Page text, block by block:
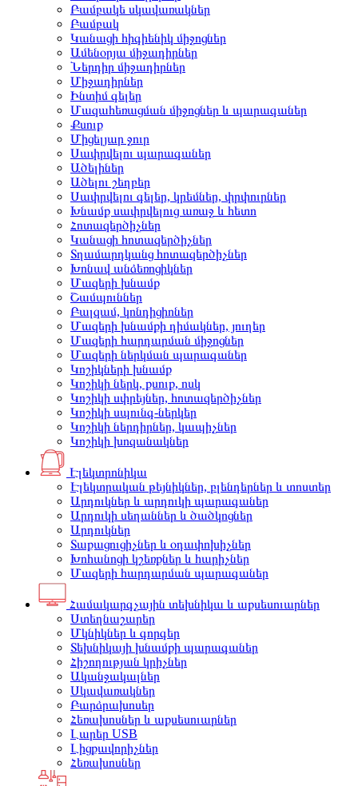
Բամբակե սկավառակներ
Բամբակ
Կանացի հիգիենիկ միջոցներ
Ամենօրյա միջադիրներ
Ներդիր միջադիրներ
Միջադիրներ
Ինտիմ գելեր
Մազահեռացման միջոցներ և պարագաներ
Քսուք
Միցելյար ջուր
Սափրվելու պարագաներ
Ածելիներ
Ածելու շեղբեր
Սափրվելու գելեր, կրեմներ, փրփուրներ
Խնամք սափրվելուց առաջ և հետո
Հոտազերծիչներ
Կանացի հոտազերծիչներ
Տղամարդկանց հոտազերծիչներ
Խոնավ անձեռոցիկներ
Մազերի խնամք
Շամպուններ
Բալզամ, կոնդիցիոներ
Մազերի խնամքի դիմակներ, յուղեր
Մազերի հարդարման միջոցներ
Մազերի ներկման պարագաներ
Կոշիկների խնամք
Կոշիկի ներկ, քսուք, ոսկ
Կոշիկի սփրեյներ, հոտազերծիչներ
Կոշիկի սպունգ-ներկեր
Կոշիկի ներդիրներ, կապիչներ
Կոշիկի խոզանակներ
Էլեկտրոնիկա
Էլեկտրական թեյնիկներ, բլենդերներ և տոստեր
Արդուկներ և արդուկի պարագաներ
Արդուկի սեղաններ և ծածկոցներ
Արդուկներ
Տաքացուցիչներ և օդափոխիչներ
Խոհանոցի կշեռքներ և հարիչներ
Մազերի հարդարման պարագաներ
Համակարգչային տեխնիկա և աքսեսուարներ
Ստեղնաշարեր
Մկնիկներ և գորգեր
Տեխնիկայի խնամքի պարագաներ
Հիշողության կրիչներ
Ականջակալներ
Սկավառակներ
Բարձրախոսեր
Հեռախոսներ և աքսեսուարներ
Լարեր USB
Լիցքավորիչներ
Հեռախոսներ